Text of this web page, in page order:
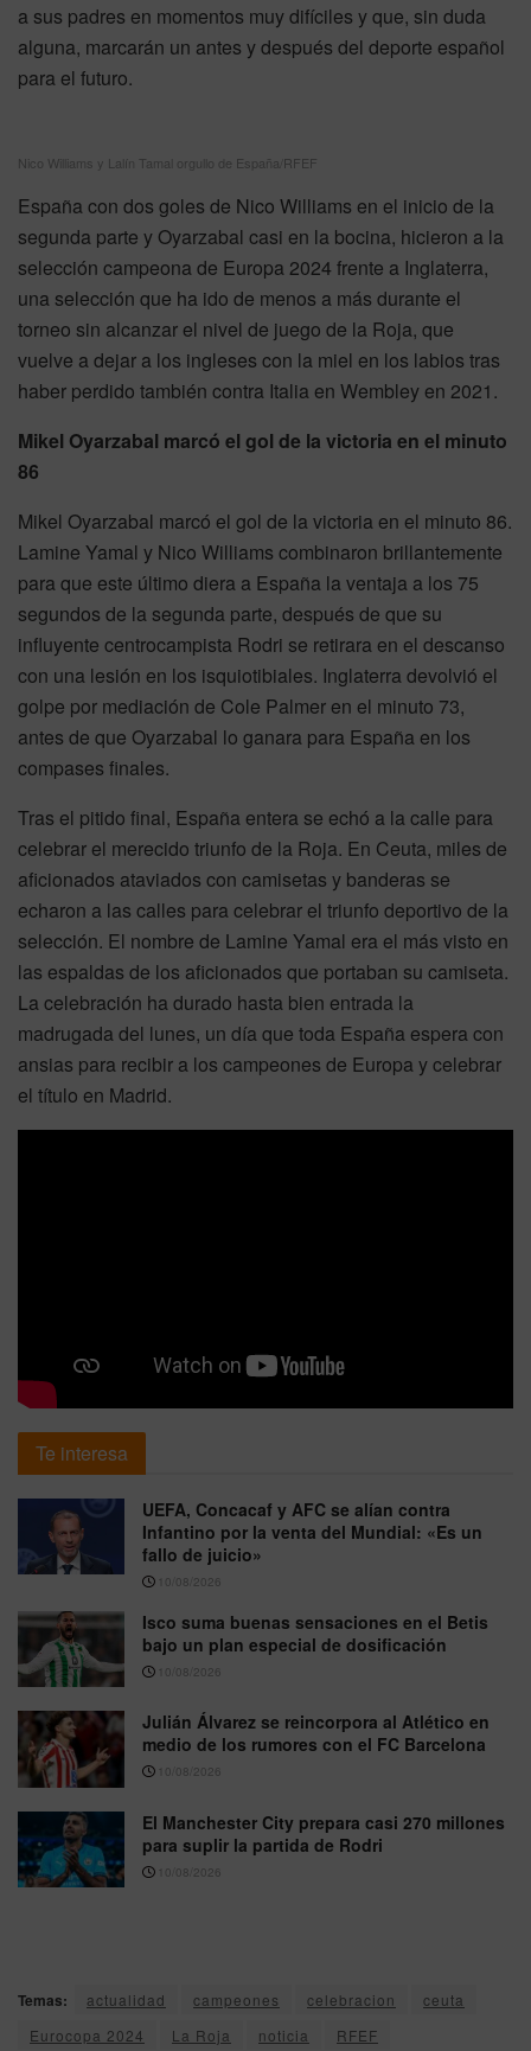
a sus padres en momentos muy difíciles y que, sin duda
alguna, marcarán un antes y después del deporte español
para el futuro.
Nico Williams y Lalín Tamal orgullo de España/RFEF
España con dos goles de Nico Williams en el inicio de la
segunda parte y Oyarzabal casi en la bocina, hicieron a la
selección campeona de Europa 2024 frente a Inglaterra,
una selección que ha ido de menos a más durante el
torneo sin alcanzar el nivel de juego de la Roja, que
vuelve a dejar a los ingleses con la miel en los labios tras
haber perdido también contra Italia en Wembley en 2021.
Mikel Oyarzabal marcó el gol de la victoria en el minuto
86
Mikel Oyarzabal marcó el gol de la victoria en el minuto 86.
Lamine Yamal y Nico Williams combinaron brillantemente
para que este último diera a España la ventaja a los 75
segundos de la segunda parte, después de que su
influyente centrocampista Rodri se retirara en el descanso
con una lesión en los isquiotibiales. Inglaterra devolvió el
golpe por mediación de Cole Palmer en el minuto 73,
antes de que Oyarzabal lo ganara para España en los
compases finales.
Tras el pitido final, España entera se echó a la calle para
celebrar el merecido triunfo de la Roja. En Ceuta, miles de
aficionados ataviados con camisetas y banderas se
echaron a las calles para celebrar el triunfo deportivo de la
selección. El nombre de Lamine Yamal era el más visto en
las espaldas de los aficionados que portaban su camiseta.
La celebración ha durado hasta bien entrada la
madrugada del lunes, un día que toda España espera con
ansias para recibir a los campeones de Europa y celebrar
el título en Madrid.
Te interesa
UEFA, Concacaf y AFC se alían contra
Infantino por la venta del Mundial: «Es un
fallo de juicio»
10/08/2026
Isco suma buenas sensaciones en el Betis
bajo un plan especial de dosificación
10/08/2026
Julián Álvarez se reincorpora al Atlético en
medio de los rumores con el FC Barcelona
10/08/2026
El Manchester City prepara casi 270 millones
para suplir la partida de Rodri
10/08/2026
Temas: actualidad campeones celebracion
ceuta
Eurocopa 2024
La Roja noticia RFEF